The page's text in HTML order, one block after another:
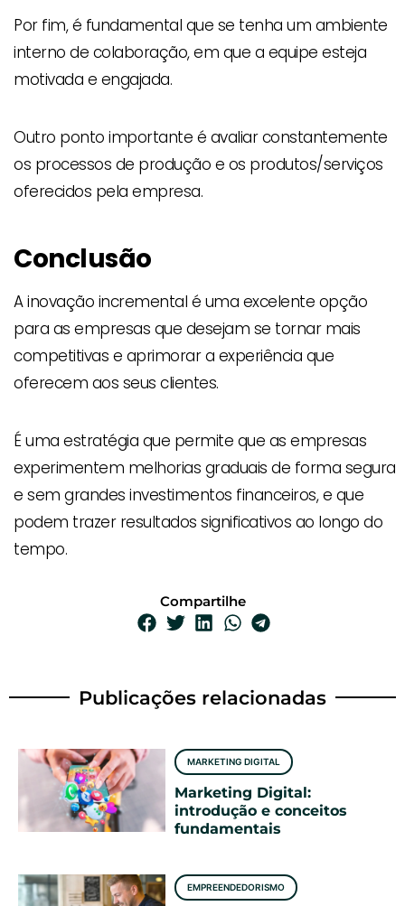
Por fim, é fundamental que se tenha um ambiente
interno de colaboração, em que a equipe esteja
motivada e engajada.
Outro ponto importante é avaliar constantemente
os processos de produção e os produtos/serviços
oferecidos pela empresa.
Conclusão
A inovação incremental é uma excelente opção
para as empresas que desejam se tornar mais
competitivas e aprimorar a experiência que
oferecem aos seus clientes.
É uma estratégia que permite que as empresas
experimentem melhorias graduais de forma segura
e sem grandes investimentos financeiros, e que
podem trazer resultados significativos ao longo do
tempo.
Compartilhe
Publicações relacionadas
MARKETING DIGITAL
Marketing Digital:
introdução e conceitos
fundamentais
EMPREENDEDORISMO